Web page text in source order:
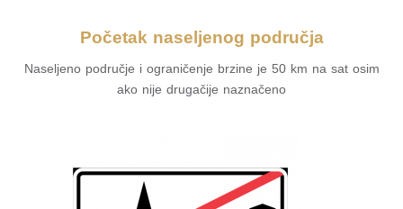
Početak naseljenog područja
Naseljeno područje i ograničenje brzine je 50 km na sat osim
ako nije drugačije naznačeno